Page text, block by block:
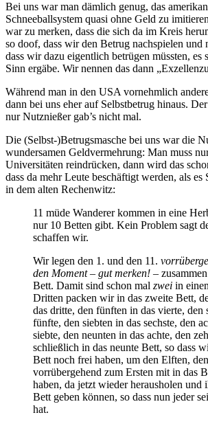
Bei uns war man dämlich genug, das
Schneeballsystem quasi ohne Geld zu
war zu merken, dass die sich da im Kreis
so doof, dass wir den Betrug nachspielen und
dass wir dazu eigentlich betrügen müssten, es
Sinn ergäbe. Wir nennen das dann
Während man in den USA vornehmlich
dann bei uns eher auf Selbstbetrug hinaus.
nur Nutznießer gab’s nicht mal.
Die (Selbst-)Betrugsmasche bei uns war die
wundersamen Geldvermehrung: Man muss
Universitäten reindrücken, dann wird das
dass da mehr Leute beschäftigt werden, als
in dem alten Rechenwitz:
11 müde Wanderer kommen in eine
nur 10 Betten gibt. Kein Problem sagt
schaffen wir.
Wir legen den 1. und den 11.
den Moment – gut merken! –
Bett. Damit sind schon mal zwei in
Dritten packen wir in das zweite Bett,
das dritte, den fünften in das vierte, den
fünfte, den siebten in das sechste, den
siebte, den neunten in das achte, den
schließlich in das neunte Bett, so dass
Bett noch frei haben, um den Elften,
vorrübergehend zum Ersten mit in das
haben, da jetzt wieder herausholen und
Bett geben können, so dass nun jeder
hat.